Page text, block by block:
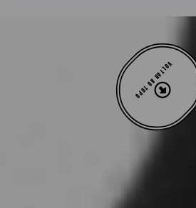
VOLTAR AO TOPO